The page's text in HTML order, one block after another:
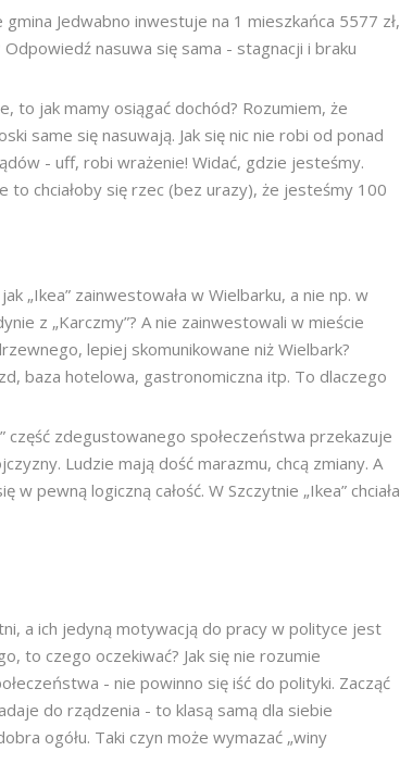
Jedwabno inwestuje na 1 mieszkańca 5577 zł,
nasuwa się sama - stagnacji i braku
to jak mamy osiągać dochód? Rozumiem, że
same się nasuwają. Jak się nic nie robi od ponad
- uff, robi wrażenie! Widać, gdzie jesteśmy.
to chciałoby się rzec (bez urazy), że jesteśmy 100
„Ikea” zainwestowała w Wielbarku, a nie np. w
z „Karczmy”? A nie zainwestowali w mieście
lepiej skomunikowane niż Wielbark?
baza hotelowa, gastronomiczna itp. To dlaczego
część zdegustowanego społeczeństwa przekazuje
Ludzie mają dość marazmu, chcą zmiany. A
pewną logiczną całość. W Szczytnie „Ikea” chciała
a ich jedyną motywacją do pracy w polityce jest
to czego oczekiwać? Jak się nie rozumie
- nie powinno się iść do polityki. Zacząć
do rządzenia - to klasą samą dla siebie
ogółu. Taki czyn może wymazać „winy